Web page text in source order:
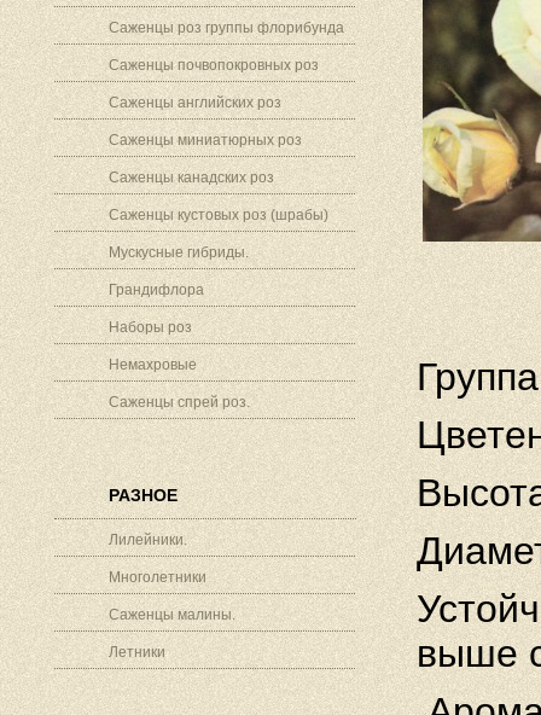
Саженцы роз группы флорибунда
Саженцы почвопокровных роз
Саженцы английских роз
Саженцы миниатюрных роз
Саженцы канадских роз
Саженцы кустовых роз (шрабы)
Мускусные гибриды.
Грандифлора
Наборы роз
Немахровые
Саженцы спрей роз.
РАЗНОЕ
Лилейники.
Многолетники
Саженцы малины.
Летники
выше